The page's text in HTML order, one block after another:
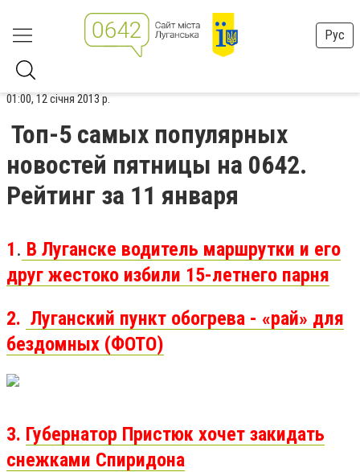
Рус
01:00, 12 січня 2013 р.
Топ-5 самых популярных
новостей пятницы на 0642.
Рейтинг за 11 января
1. В Луганске водитель маршрутки и его
друг жестоко избили 15-летнего парня
2. Луганский пункт обогрева - «рай» для
бездомных (ФОТО)
3. Губернатор Пристюк хочет закидать
снежками Спиридона